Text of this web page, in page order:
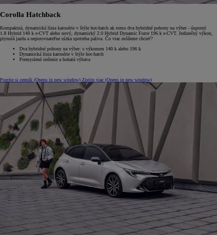
Corolla Hatchback
Kompaktná, dynamická línia karosérie v štýle hot-hatch ak tomu dva hybridné pohony na výber - úsporný
1.8 Hybrid 140 k e-CVT alebo nový, dynamický 2.0 Hybrid Dynamic Force 196 k e-CVT. Jedinečný výkon,
plynulá jazda a neporovnateľne nízka spotreba paliva. Čo viac môžeme chcieť?
Dva hybridné pohony na výber: s výkonom 140 k alebo 196 k
Dynamická línia karosérie v štýle hot-hatch
Premyslené riešenie a bohatá výbava
Pozrite si cenník (Opens in new window) Zistite viac (Opens in new window)